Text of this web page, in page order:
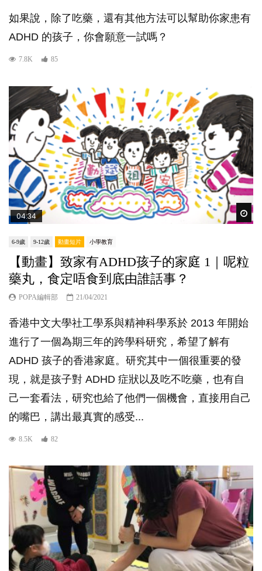
如果說，除了吃藥，還有其他方法可以幫助你家患有
ADHD 的孩子，你會願意一試嗎？
7.8K 85
04:34
6-9歲 9-12歲 動畫短片 小學教育
【動畫】致家有ADHD孩子的家庭 1｜呢粒
藥丸，食定唔食到底由誰話事？
POPA編輯部 21/04/2021
香港中文大學社工學系與精神科學系於 2013 年開始
進行了一個為期三年的跨學科研究，希望了解有
ADHD 孩子的香港家庭。研究其中一個很重要的發
現，就是孩子對 ADHD 症狀以及吃不吃藥，也有自
己一套看法，研究也給了他們一個機會，直接用自己
的嘴巴，講出最真實的感受...
8.5K 82